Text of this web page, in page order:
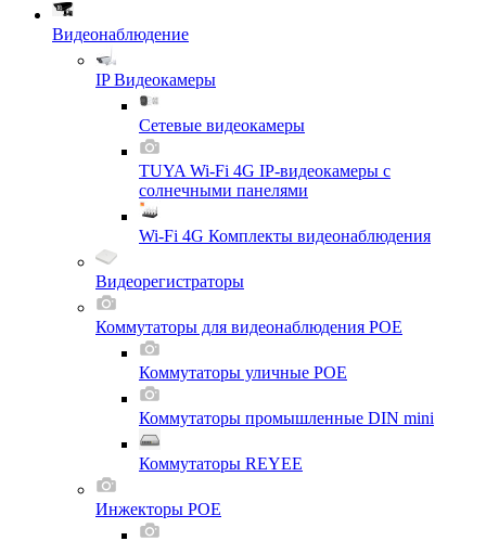
Видеонаблюдение
IP Видеокамеры
Сетевые видеокамеры
TUYA Wi-Fi 4G IP-видеокамеры с
солнечными панелями
Wi-Fi 4G Комплекты видеонаблюдения
Видеорегистраторы
Коммутаторы для видеонаблюдения POE
Коммутаторы уличные POE
Коммутаторы промышленные DIN mini
Коммутаторы REYEE
Инжекторы POE